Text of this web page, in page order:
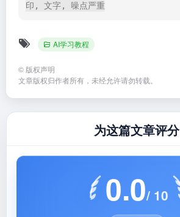
印, 文字, 噪点严重
AI学习教程
© 版权声明
文章版权归作者所有，未经允许请勿转载。
为这篇文章评分
0.0/ 10